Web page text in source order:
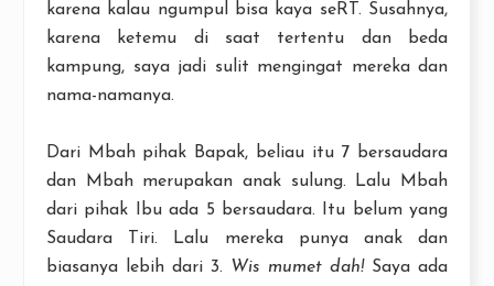
karena kalau ngumpul bisa kaya seRT. Susahnya,
karena ketemu di saat tertentu dan beda
kampung, saya jadi sulit mengingat mereka dan
nama-namanya.
Dari Mbah pihak Bapak, beliau itu 7 bersaudara
dan Mbah merupakan anak sulung. Lalu Mbah
dari pihak Ibu ada 5 bersaudara. Itu belum yang
Saudara Tiri. Lalu mereka punya anak dan
biasanya lebih dari 3.
Wis mumet dah! Saya ada